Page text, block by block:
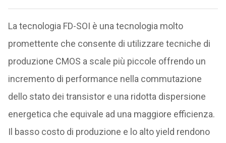
La tecnologia FD-SOI è una tecnologia molto
promettente che consente di utilizzare tecniche di
produzione CMOS a scale più piccole offrendo un
incremento di performance nella commutazione
dello stato dei transistor e una ridotta dispersione
energetica che equivale ad una maggiore efficienza.
Il basso costo di produzione e lo alto yield rendono